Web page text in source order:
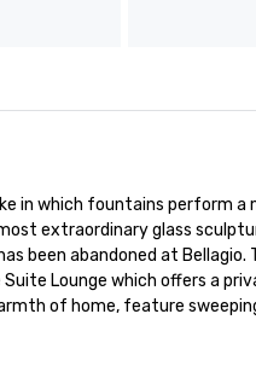
in which fountains perform
extraordinary glass
been abandoned at
Lounge which offers a
of home, feature